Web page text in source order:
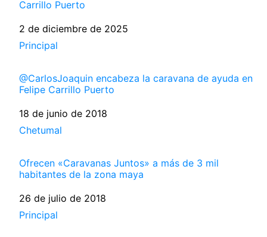
Carrillo Puerto
Fecha
2 de diciembre de 2025
Respecto a
Principal
@CarlosJoaquin encabeza la caravana de ayuda en
Felipe Carrillo Puerto
Fecha
18 de junio de 2018
Respecto a
Chetumal
Ofrecen «Caravanas Juntos» a más de 3 mil
habitantes de la zona maya
Fecha
26 de julio de 2018
Respecto a
Principal